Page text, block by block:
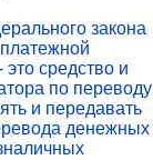
закона
средство и
по переводу
и передавать
денежных